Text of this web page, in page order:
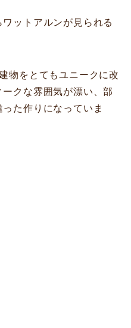
ットアルンが見られる
物をとてもユニークに改
クな雰囲気が漂い、部
た作りになっていま